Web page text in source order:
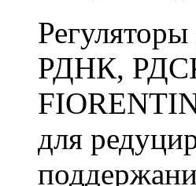
РДНК,
для